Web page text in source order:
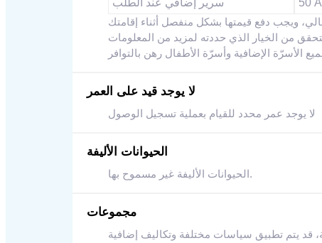
سرير إضافي عند الطلب
لا يوجد قيد على العمر
لا يوجد عمر محدد للقيام بعملية تسجيل الوصول
الحيوانات الأليفة
الحيوانات الأليفة غير مسموح بها.
مجموعات